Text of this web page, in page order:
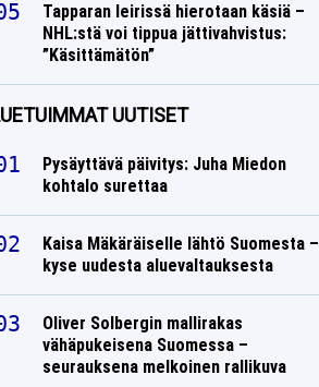
Tapparan leirissä hierotaan käsiä –
NHL:stä voi tippua jättivahvistus:
”Käsittämätön”
UUTISET
Pysäyttävä päivitys: Juha Miedon
kohtalo surettaa
Kaisa Mäkäräiselle lähtö Suomesta –
kyse uudesta aluevaltauksesta
Oliver Solbergin mallirakas
vähäpukeisena Suomessa –
seurauksena melkoinen rallikuva